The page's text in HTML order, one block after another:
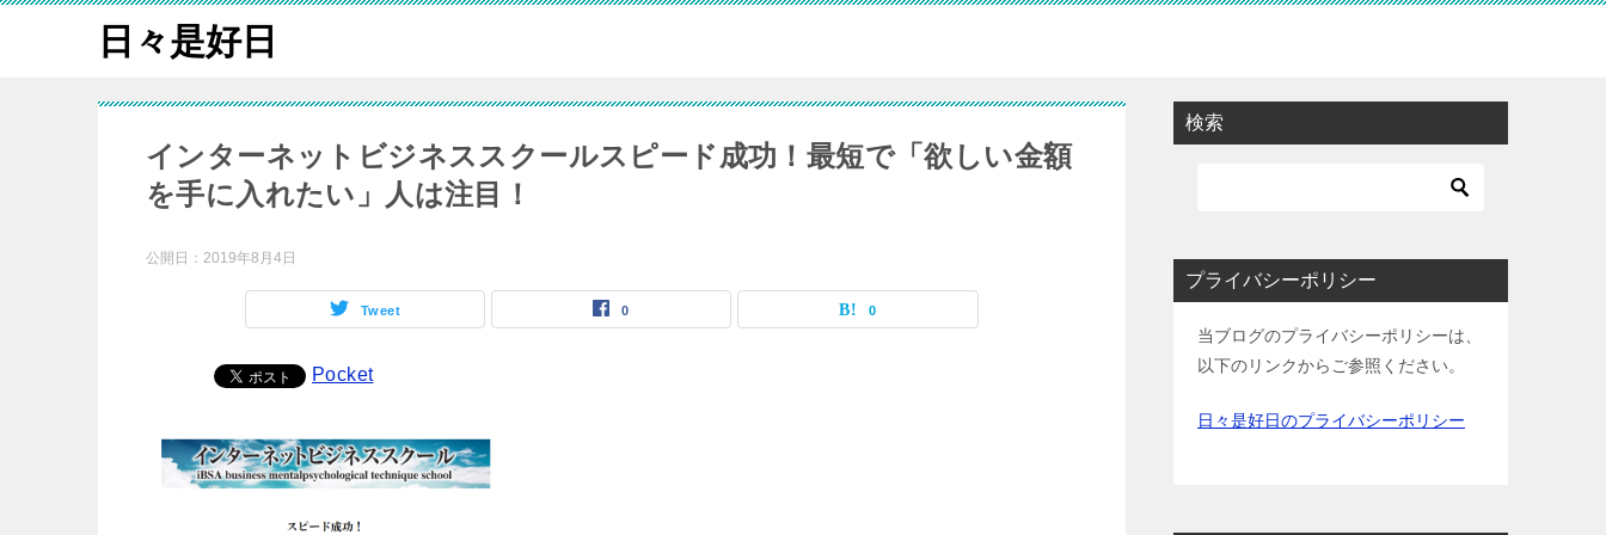
日々是好日
インターネットビジネススクールスピード成功！最短で「欲しい金額
を手に入れたい」人は注目！
公開日： 2019年8月4日
Tweet 0 0
Pocket
検索
プライバシーポリシー
当ブログのプライバシーポリシーは、
以下のリンクからご参照ください。
日々是好日のプライバシーポリシー